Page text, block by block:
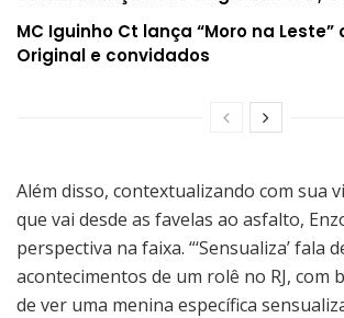
MC Iguinho Ct lança “Moro na Leste”
Original e convidados
Além disso, contextualizando com sua
que vai desde as favelas ao asfalto,
perspectiva na faixa. “‘Sensualiza’ fala
acontecimentos de um rolê no RJ, com
de ver uma menina específica